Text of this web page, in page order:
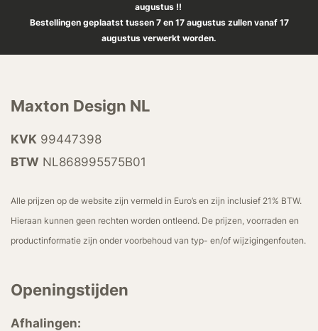
augustus !!
Bestellingen geplaatst tussen 7 en 17 augustus zullen vanaf 17
augustus verwerkt worden.
Maxton Design NL
KVK 99447398
BTW NL868995575B01
Alle prijzen op de website zijn vermeld in Euro’s en zijn inclusief 21% BTW.
Hieraan kunnen geen rechten worden ontleend. De prijzen, voorraden en
productinformatie zijn onder voorbehoud van typ- en/of wijzigingenfouten.
Openingstijden
Afhalingen: